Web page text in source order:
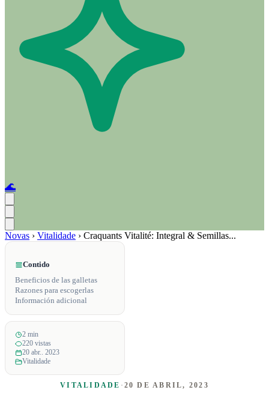
🌊
Novas › Vitalidade › Craquants Vitalité: Integral & Semillas...
Contido
Beneficios de las galletas
Razones para escogerlas
Información adicional
2 min
220 vistas
20 abr.. 2023
Vitalidade
VITALIDADE · 20 DE ABRIL, 2023